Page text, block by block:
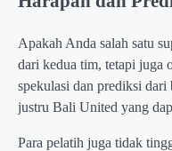
Apakah Anda salah satu
dari kedua tim, tetapi juga
spekulasi dan prediksi
justru Bali United yang
Para pelatih juga tidak